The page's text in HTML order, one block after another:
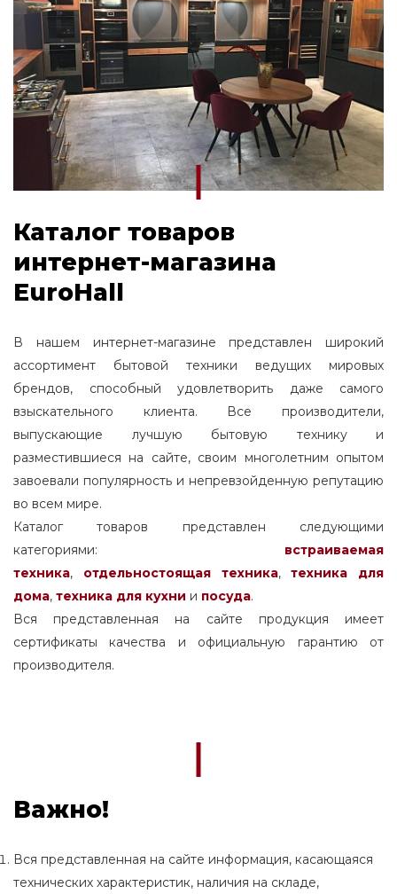
Каталог товаров
интернет-магазина
EuroHall
В нашем интернет-магазине представлен широкий
ассортимент бытовой техники ведущих мировых
брендов, способный удовлетворить даже самого
взыскательного клиента. Все производители,
выпускающие лучшую бытовую технику и
разместившиеся на сайте, своим многолетним опытом
завоевали популярность и непревзойденную репутацию
во всем мире.
Каталог товаров представлен следующими
категориями: встраиваемая
техника, отдельностоящаятехника,
техника для
дома, техника для кухни и посуда.
Вся представленная на сайте продукция имеет
сертификаты качества и официальную гарантию от
производителя.
Важно!
Вся представленная на сайте информация, касающаяся
технических характеристик, наличия на складе,